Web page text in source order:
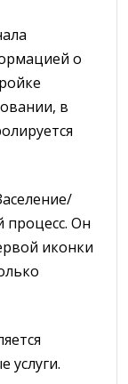
о
в
процесс. Он
иконки
услуги.